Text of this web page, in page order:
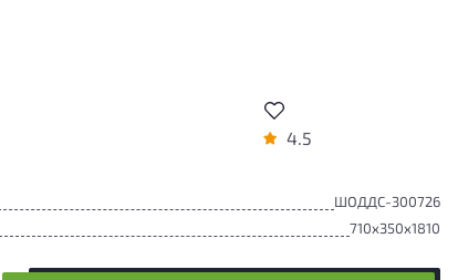
4.5
ШОДДС-300726
710x350x1810